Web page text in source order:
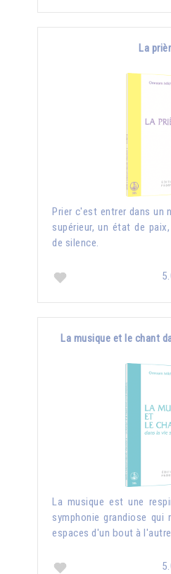
La
Prier c'est entrer dans un
supérieur, un état de
de silence.
La musique et le chant
La musique est une
symphonie grandiose
espaces d'un bout à